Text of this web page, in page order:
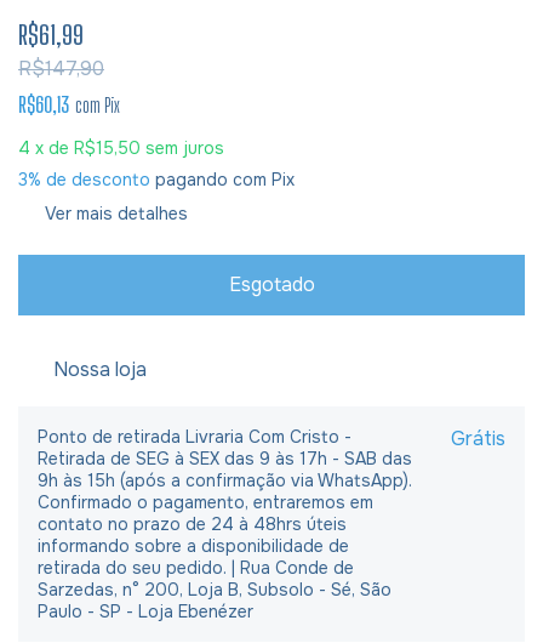
R$61,99
R$147,90
R$60,13 com Pix
4 x de R$15,50 sem juros
3% de desconto pagando com Pix
Ver mais detalhes
Nossa loja
Ponto de retirada Livraria Com Cristo -
Retirada de SEG à SEX das 9 às 17h - SAB das
9h às 15h (após a confirmação via WhatsApp).
Confirmado o pagamento, entraremos em
contato no prazo de 24 à 48hrs úteis
informando sobre a disponibilidade de
retirada do seu pedido. | Rua Conde de
Sarzedas, n° 200, Loja B, Subsolo - Sé, São
Paulo - SP - Loja Ebenézer
Grátis